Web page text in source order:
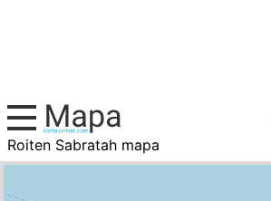
Roiten Sabratah mapa
Libia, la lista de ciudades